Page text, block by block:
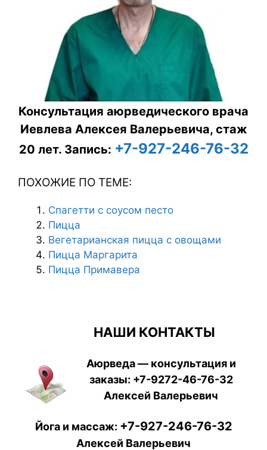
Консультация аюрведического врача
Иевлева Алексея Валерьевича, стаж
20 лет. Запись: +7-927-246-76-32
ПОХОЖИЕ ПО ТЕМЕ:
Спагетти с соусом песто
Пицца
Вегетарианская пицца с овощами
Пицца Маргарита
Пицца Примавера
НАШИ КОНТАКТЫ
Аюрведа — консультация и
заказы: +7-9272-46-76-32
Алексей Валерьевич
Йога и массаж: +7-927-246-76-32
Алексей Валерьевич